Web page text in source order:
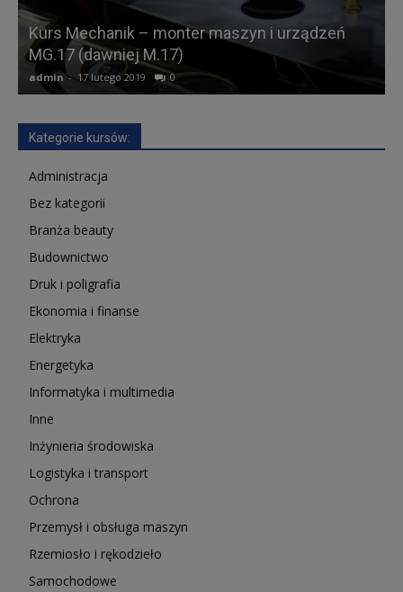
Kurs Mechanik – monter maszyn i urządzeń
MG.17 (dawniej M.17)
admin - 17 lutego 2019 0
Kategorie kursów:
Administracja
Bez kategorii
Branża beauty
Budownictwo
Druk i poligrafia
Ekonomia i finanse
Elektryka
Energetyka
Informatyka i multimedia
Inne
Inżynieria środowiska
Logistyka i transport
Ochrona
Przemysł i obsługa maszyn
Rzemiosło i rękodzieło
Samochodowe